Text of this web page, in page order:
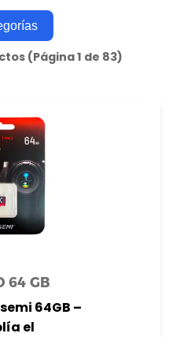
(Página 1 de 83)
64 GB
64GB –
el